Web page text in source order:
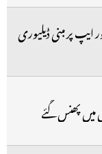
پر مبنی ڈیلیوری
پھنس گئے